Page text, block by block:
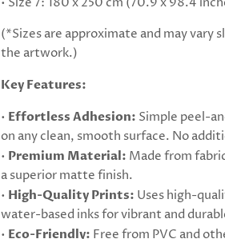
(*Sizes are approximate and may vary
the artwork.)
Key Features:
• Effortless Adhesion: Simple peel-
on any clean, smooth surface. No
• Premium Material: Made from
a superior matte finish.
• High-Quality Prints: Uses high-
water-based inks for vibrant and
• Eco-Friendly: Free from PVC and